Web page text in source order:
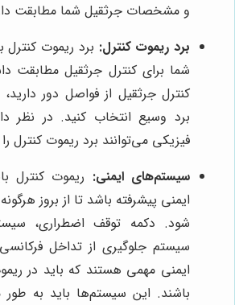
و مشخصات جرثقیل شما مطابقت
برد ریموت کنترل: برد ریموت کنترل
شما برای کنترل جرثقیل مطابقت
کنترل جرثقیل از فواصل دور دارید،
برد وسیع انتخاب کنید. در نظر
فیزیکی می‌توانند برد ریموت کنترل
سیستم‌های ایمنی: ریموت کنترل
ایمنی پیشرفته باشد تا از بروز
شود. دکمه توقف اضطراری،
سیستم جلوگیری از تداخل
ایمنی مهمی هستند که باید در
باشند. این سیستم‌ها باید به